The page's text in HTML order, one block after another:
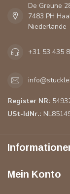
De Greune
7483 PH
Niederlande
+31 53 435
Register NR:
USt-IdNr.:
Mein Konto